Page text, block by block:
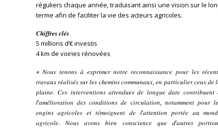
réguliers chaque année, traduisant ainsi une vision sur le
terme afin de faciliter la vie des acteurs agricoles.
𝑪𝒉𝒊𝒇𝒇𝒓𝒆𝒔 𝒄𝒍𝒆́𝒔
5 millions d’€ investis
4 km de voiries rénovées
« 𝑁𝑜𝑢𝑠 𝑡𝑒𝑛𝑜𝑛𝑠 𝑎̀ 𝑒𝑥𝑝𝑟𝑖𝑚𝑒𝑟 𝑛𝑜𝑡𝑟𝑒 𝑟𝑒𝑐𝑜𝑛𝑛𝑎𝑖𝑠𝑠𝑎𝑛𝑐𝑒 𝑝𝑜𝑢𝑟 𝑙𝑒𝑠
𝑡𝑟𝑎𝑣𝑎𝑢𝑥 𝑟𝑒́𝑎𝑙𝑖𝑠𝑒́𝑠 𝑠𝑢𝑟 𝑙𝑒𝑠 𝑐ℎ𝑒𝑚𝑖𝑛𝑠 𝑐𝑜𝑚𝑚𝑢𝑛𝑎𝑢𝑥, 𝑒𝑛 𝑝𝑎𝑟𝑡𝑖𝑐𝑢𝑙𝑖𝑒𝑟 𝑐𝑒𝑢𝑥 𝑑𝑒
𝑝𝑙𝑎𝑖𝑛𝑒. 𝐶𝑒𝑠 𝑖𝑛𝑡𝑒𝑟𝑣𝑒𝑛𝑡𝑖𝑜𝑛𝑠 𝑎𝑡𝑡𝑒𝑛𝑑𝑢𝑒𝑠 𝑑𝑒 𝑙𝑜𝑛𝑔𝑢𝑒 𝑑𝑎𝑡𝑒 𝑐𝑜𝑛𝑡𝑟𝑖𝑏𝑢𝑒𝑛𝑡
𝑙’𝑎𝑚𝑒́𝑙𝑖𝑜𝑟𝑎𝑡𝑖𝑜𝑛 𝑑𝑒𝑠 𝑐𝑜𝑛𝑑𝑖𝑡𝑖𝑜𝑛𝑠 𝑑𝑒 𝑐𝑖𝑟𝑐𝑢𝑙𝑎𝑡𝑖𝑜𝑛, 𝑛𝑜𝑡𝑎𝑚𝑚𝑒𝑛𝑡 𝑝𝑜𝑢𝑟
𝑒𝑛𝑔𝑖𝑛𝑠 𝑎𝑔𝑟𝑖𝑐𝑜𝑙𝑒𝑠 𝑒𝑡 𝑡𝑒́𝑚𝑜𝑖𝑔𝑛𝑒𝑛𝑡 𝑑𝑒 𝑙’𝑎𝑡𝑡𝑒𝑛𝑡𝑖𝑜𝑛 𝑝𝑜𝑟𝑡𝑒́𝑒 𝑎𝑢
𝑎𝑔𝑟𝑖𝑐𝑜𝑙𝑒. 𝑁𝑜𝑢𝑠 𝑎𝑣𝑜𝑛𝑠 𝑏𝑖𝑒𝑛 𝑐𝑜𝑛𝑠𝑐𝑖𝑒𝑛𝑐𝑒 𝑞𝑢𝑒 𝑑’𝑎𝑢𝑡𝑟𝑒𝑠